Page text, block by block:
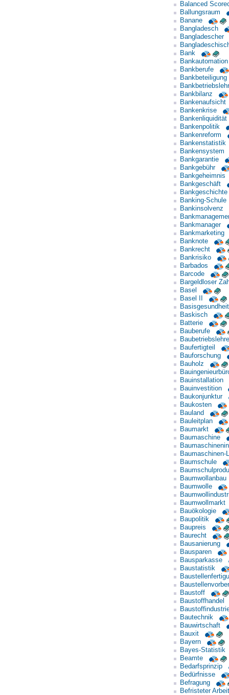
Balanced
Ballungsraum
Banane
Bangladesch
Bangladescher
Bank
Bankautomation
Bankberufe
Bankbeteiligung
Bankbilanz
Bankenaufsicht
Bankenkrise
Bankenliquidität
Bankenpolitik
Bankenreform
Bankenstatistik
Bankensystem
Bankgarantie
Bankgebühr
Bankgeheimnis
Bankgeschäft
Bankgeschichte
Banking-Schule
Bankinsolvenz
Bankmanager
Bankmarketing
Banknote
Bankrecht
Bankrisiko
Barbados
Barcode
Bargeldloser
Basel
Basel II
Baskisch
Batterie
Bauberufe
Baubetriebslehre
Baufertigteil
Bauforschung
Bauholz
Bauinstallation
Bauinvestition
Baukonjunktur
Baukosten
Bauland
Bauleitplan
Baumarkt
Baumaschine
Baumaschinen-
Baumschule
Baumwollanbau
Baumwolle
Baumwollmarkt
Bauökologie
Baupolitik
Baupreis
Baurecht
Bausanierung
Bausparen
Bausparkasse
Baustatistik
Baustoff
Baustoffhandel
Bautechnik
Bauwirtschaft
Bauxit
Bayern
Bayes-Statistik
Beamte
Bedarfsprinzip
Bedürfnisse
Befragung
Befristeter